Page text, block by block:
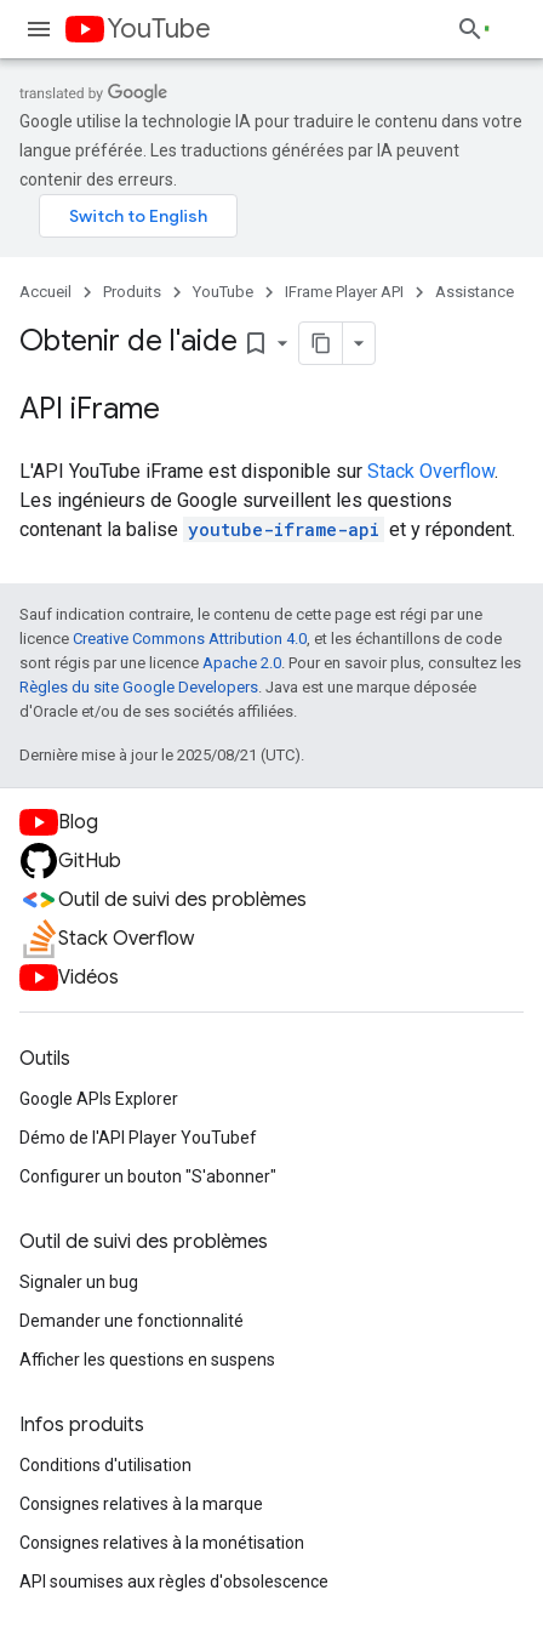
YouTube
Google utilise la technologie IA pour traduire le contenu dans votre
langue préférée. Les traductions générées par IA peuvent
contenir des erreurs.
Accueil Produits YouTube IFrame Player API Assistance
Obtenir de l'aide bookmark_border
API iFrame
L'API YouTube iFrame est disponible sur Stack Overflow.
Les ingénieurs de Google surveillent les questions
contenant la balise youtube-iframe-api et y répondent.
Sauf indication contraire, le contenu de cette page est régi par une
licence Creative Commons Attribution 4.0, et les échantillons de code
sont régis par une licence Apache 2.0. Pour en savoir plus, consultez les
Règles du site Google Developers. Java est une marque déposée
d'Oracle et/ou de ses sociétés affiliées.
Dernière mise à jour le 2025/08/21 (UTC).
Blog
GitHub
Outil de suivi des problèmes
Stack Overflow
Vidéos
Outils
Google APIs Explorer
Démo de l'API Player YouTubef
Configurer un bouton "S'abonner"
Outil de suivi des problèmes
Signaler un bug
Demander une fonctionnalité
Afficher les questions en suspens
Infos produits
Conditions d'utilisation
Consignes relatives à la marque
Consignes relatives à la monétisation
API soumises aux règles d'obsolescence